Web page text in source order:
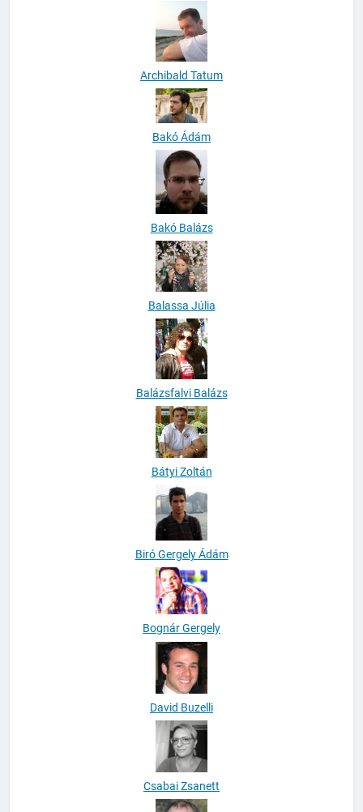
Archibald Tatum
Bakó Ádám
Bakó Balázs
Balassa Júlia
Balázsfalvi Balázs
Bátyi Zoltán
Biró Gergely Ádám
Bognár Gergely
David Buzelli
Csabai Zsanett